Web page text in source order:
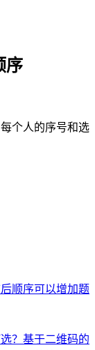
序
个人的序号和选
顺序可以增加题
？ 基于二维码的